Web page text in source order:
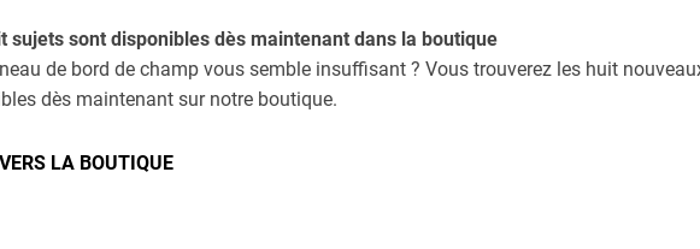
sujets sont disponibles dès maintenant dans la boutique
de bord de champ vous semble insuffisant ? Vous trouverez les huit
dès maintenant sur notre boutique.
VERS LA BOUTIQUE